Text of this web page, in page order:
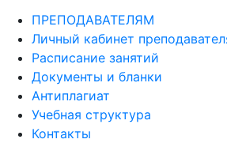
ПРЕПОДАВАТЕЛЯМ
Личный кабинет
Расписание занятий
Документы и бланки
Антиплагиат
Учебная структура
Контакты